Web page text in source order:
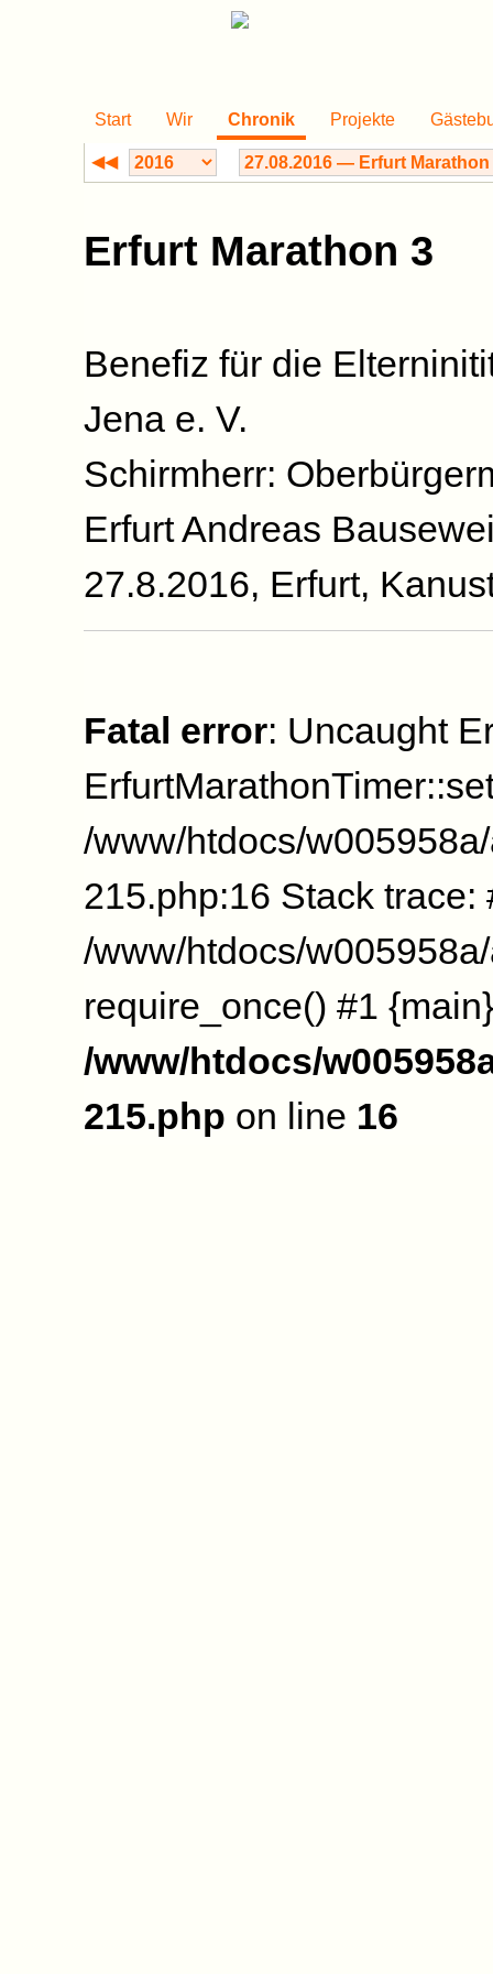
Start Wir Chronik Projekte
◀◀
Erfurt Marathon 3
Benefiz für die
Jena e. V.
Schirmherr:
Erfurt Andreas
27.8.2016, Erfurt,
Fatal error: Uncaught
/www/htdocs/
215.php:16 Stack trace:
/www/htdocs/
require_once() #1
/www/htdocs/
215.php on line 16